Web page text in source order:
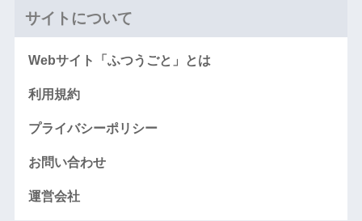
サイトについて
Webサイト「ふつうごと」とは
利用規約
プライバシーポリシー
お問い合わせ
運営会社